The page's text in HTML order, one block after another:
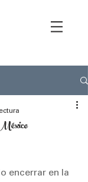
encerrar en la